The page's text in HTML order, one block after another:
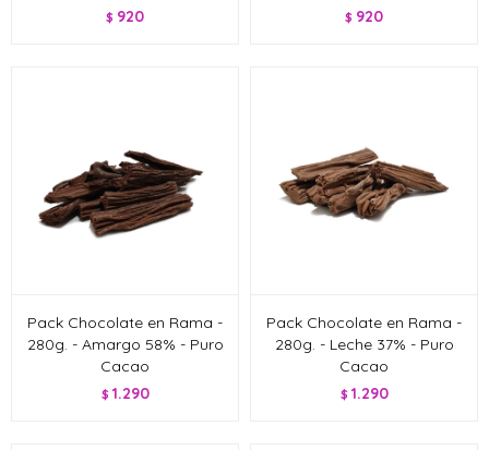
$ 920 $ 920
Pack Chocolate en Rama -
280g. - Amargo 58% - Puro
Cacao
$ 1.290
Pack Chocolate en Rama -
280g. - Leche 37% - Puro
Cacao
$ 1.290